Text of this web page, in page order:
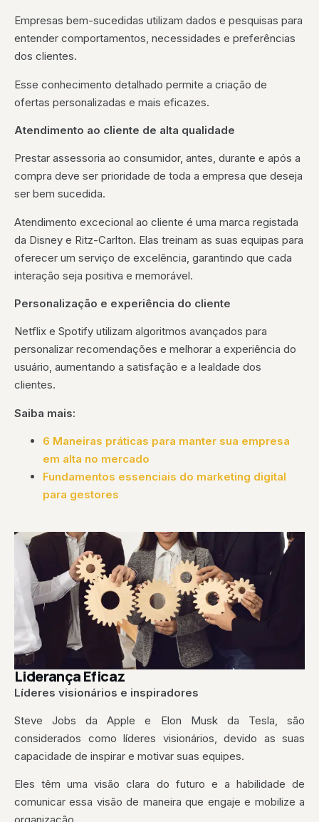
Empresas bem-sucedidas utilizam dados e pesquisas para
entender comportamentos, necessidades e preferências
dos clientes.
Esse conhecimento detalhado permite a criação de
ofertas personalizadas e mais eficazes.
Atendimento ao cliente de alta qualidade
Prestar assessoria ao consumidor, antes, durante e após a
compra deve ser prioridade de toda a empresa que deseja
ser bem sucedida.
Atendimento excecional ao cliente é uma marca registada
da Disney e Ritz-Carlton. Elas treinam as suas equipas para
oferecer um serviço de excelência, garantindo que cada
interação seja positiva e memorável.
Personalização e experiência do cliente
Netflix e Spotify utilizam algoritmos avançados para
personalizar recomendações e melhorar a experiência do
usuário, aumentando a satisfação e a lealdade dos
clientes.
Saiba mais:
6 Maneiras práticas para manter sua empresa
em alta no mercado
Fundamentos essenciais do marketing digital
para gestores
Liderança Eficaz
Líderes visionários e inspiradores
Steve Jobs da Apple e Elon Musk da Tesla, são
considerados como líderes visionários, devido as suas
capacidade de inspirar e motivar suas equipes.
Eles têm uma visão clara do futuro e a habilidade de
comunicar essa visão de maneira que engaje e mobilize a